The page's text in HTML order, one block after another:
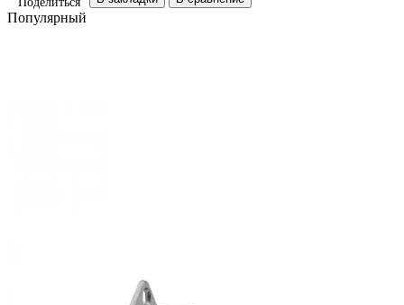
Популярный